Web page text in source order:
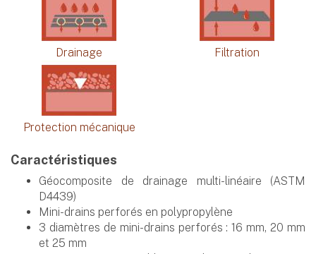
Drainage Filtration
Protection mécanique
Caractéristiques
Géocomposite de drainage multi-linéaire (ASTM
D4439)
Mini-drains perforés en polypropylène
3 diamètres de mini-drains perforés : 16 mm, 20 mm
et 25 mm